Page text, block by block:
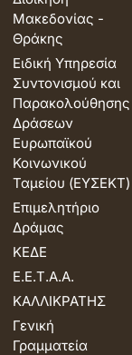
Μακεδονίας -
Θράκης
Ειδική Υπηρεσία
Συντονισμού και
Παρακολούθησης
Δράσεων
Ευρωπαϊκού
Κοινωνικού
Ταμείου (ΕΥΣΕΚΤ)
Επιμελητήριο
Δράμας
ΚΕΔΕ
Ε.Ε.Τ.Α.Α.
ΚΑΛΛΙΚΡΑΤΗΣ
Γενική
Γραμματεία